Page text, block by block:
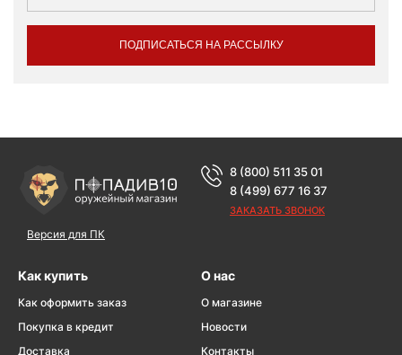
ПОДПИСАТЬСЯ НА РАССЫЛКУ
Версия для ПК
8 (800) 511 35 01
8 (499) 677 16 37
ЗАКАЗАТЬ ЗВОНОК
Как купить
Как оформить заказ
Покупка в кредит
Доставка
О нас
О магазине
Новости
Контакты